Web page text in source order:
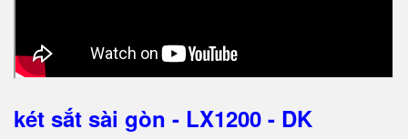
két sắt sài gòn - LX1200 - DK